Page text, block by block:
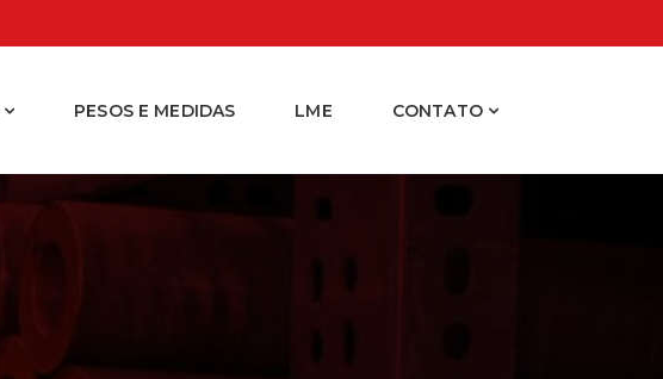
PESOS E MEDIDAS LME CONTATO